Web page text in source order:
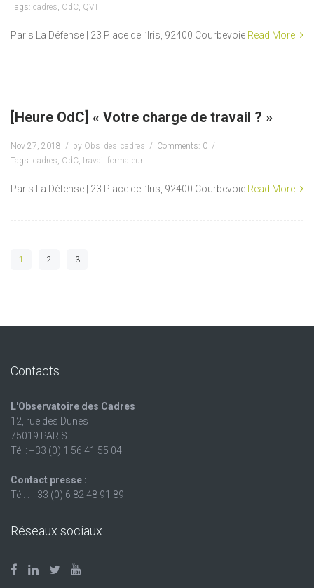
Tags: cadres, OdC, QVT
Paris La Défense | 23 Place de l’Iris, 92400 Courbevoie Read More
[Heure OdC] « Votre charge de travail ? »
Nov 27, 2018 by Obs_des_cadres
Comments: 0
Tags: cadres, OdC, travail formateur
Paris La Défense | 23 Place de l’Iris, 92400 Courbevoie Read More
1 2 3
Contacts
L'Observatoire des Cadres
12, rue des Dunes
75019 PARIS
Tél : +33 (0) 1 56 41 55 04
Contact presse :
Tél. : +33 (0) 6 82 48 91 89
Réseaux sociaux